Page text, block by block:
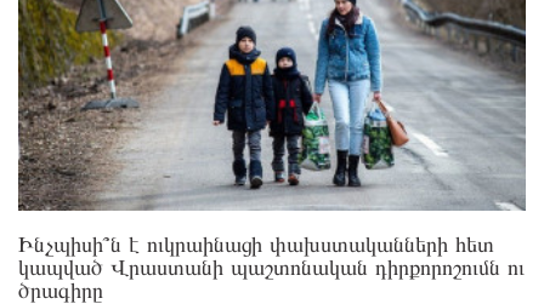
Ինչպիսի՞ն է ուկրաինացի փախստականների հետ
կապված Վրաստանի պաշտոնական դիրքորոշումն ու
ծրագիրը